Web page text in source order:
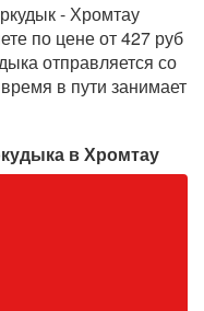
- Хромтау
по цене от 427 руб
отправляется со
в пути занимает
в Хромтау